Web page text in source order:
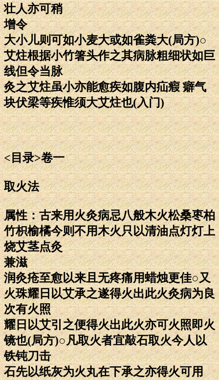
壮人亦可稍
增令
大小儿则可如小麦大或如雀粪大(局方)○
艾炷根据小竹箸头作之其病脉粗细状如巨
线但令当脉
灸之艾炷虽小亦能愈疾如腹内疝瘕 癖气
块伏梁等疾惟须大艾炷也(入门)
<目录>卷一
取火法
属性：古来用火灸病忌八般木火松桑枣柏
竹枳榆橘今则不用木火只以清油点灯灯上
烧艾茎点灸
兼滋
润灸疮至愈以来且无疼痛用蜡烛更佳○又
火珠耀日以艾承之遂得火出此火灸病为良
次有火照
耀日以艾引之便得火出此火亦可火照即火
镜也(局方)○凡取火者宜敲石取火今人以
铁钝刀击
石先以纸灰为火丸在下承之亦得火可用